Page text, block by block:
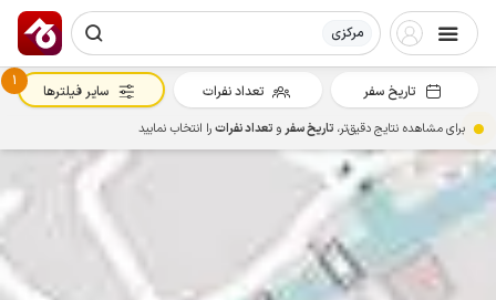
مرکزی
تاریخ سفر تعداد نفرات
1
سایر فیلترها
برای مشاهده نتایج دقیق‌تر، تاریخ سفرو تعداد نفراترا انتخاب نمایید